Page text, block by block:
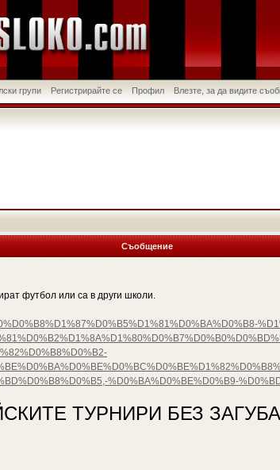
групи Регистрирайте се Профил Влезте, за да видите
Съобщение
футбол или са в други школи.
%D0%BA%D0%BE%D0%B9-
ТУРНИРИ БЕЗ